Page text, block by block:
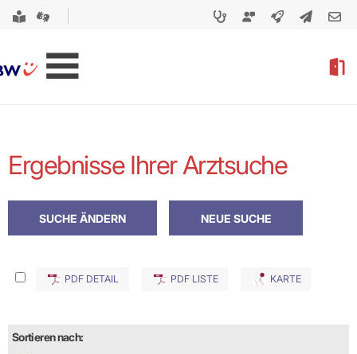
Ergebnisse Ihrer Arztsuche
PDF DETAIL PDF LISTE KARTE
Sortieren nach: